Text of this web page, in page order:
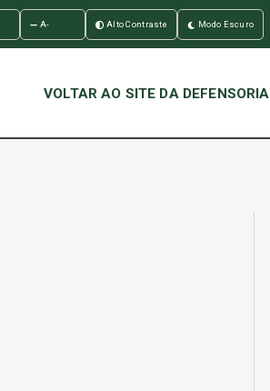
A- Alto Contraste Modo Escuro
VOLTAR AO SITE DA DEFENSORIA